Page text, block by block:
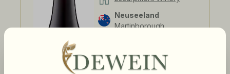
Neuseeland
Martinborough